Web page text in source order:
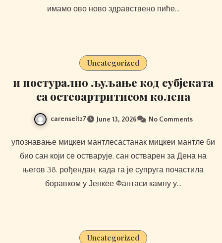
имамо ово ново здравствено пиће…
Uncategorized
и постурално љуљање код субјеката
са остеоартритисом колена
carenseitz7 June 13, 2026 No Comments
упознавање мицкеи мантлесастанак мицкеи мантле би
био сан који се остварује. сан остварен за Дена на
његов 38. рођендан, када га је супруга почастила
боравком у Јенкее Фантаси кампу у…
Uncategorized